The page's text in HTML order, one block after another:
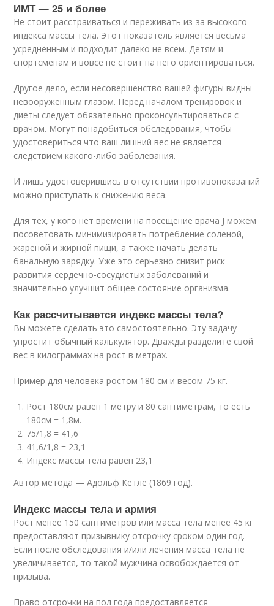
ИМТ — 25 и более
Не стоит расстраиваться и переживать из-за высокого
индекса массы тела. Этот показатель является весьма
усреднённым и подходит далеко не всем. Детям и
спортсменам и вовсе не стоит на него ориентироваться.
Другое дело, если несовершенство вашей фигуры видны
невооруженным глазом. Перед началом тренировок и
диеты следует обязательно проконсультироваться с
врачом. Могут понадобиться обследования, чтобы
удостовериться что ваш лишний вес не является
следствием какого-либо заболевания.
И лишь удостоверившись в отсутствии противопоказаний
можно приступать к снижению веса.
Для тех, у кого нет времени на посещение врача J можем
посоветовать минимизировать потребление соленой,
жареной и жирной пищи, а также начать делать
банальную зарядку. Уже это серьезно снизит риск
развития сердечно-сосудистых заболеваний и
значительно улучшит общее состояние организма.
Как рассчитывается индекс массы тела?
Вы можете сделать это самостоятельно. Эту задачу
упростит обычный калькулятор. Дважды разделите свой
вес в килограммах на рост в метрах.
Пример для человека ростом 180 см и весом 75 кг.
Рост 180см равен 1 метру и 80 сантиметрам, то есть
180см = 1,8м.
75/1,8 = 41,6
41,6/1,8 = 23,1
Индекс массы тела равен 23,1
Автор метода — Адольф Кетле (1869 год).
Индекс массы тела и армия
Рост менее 150 сантиметров или масса тела менее 45 кг
предоставляют призывнику отсрочку сроком один год.
Если после обследования и/или лечения масса тела не
увеличивается, то такой мужчина освобождается от
призыва.
Право отсрочки на пол года предоставляется